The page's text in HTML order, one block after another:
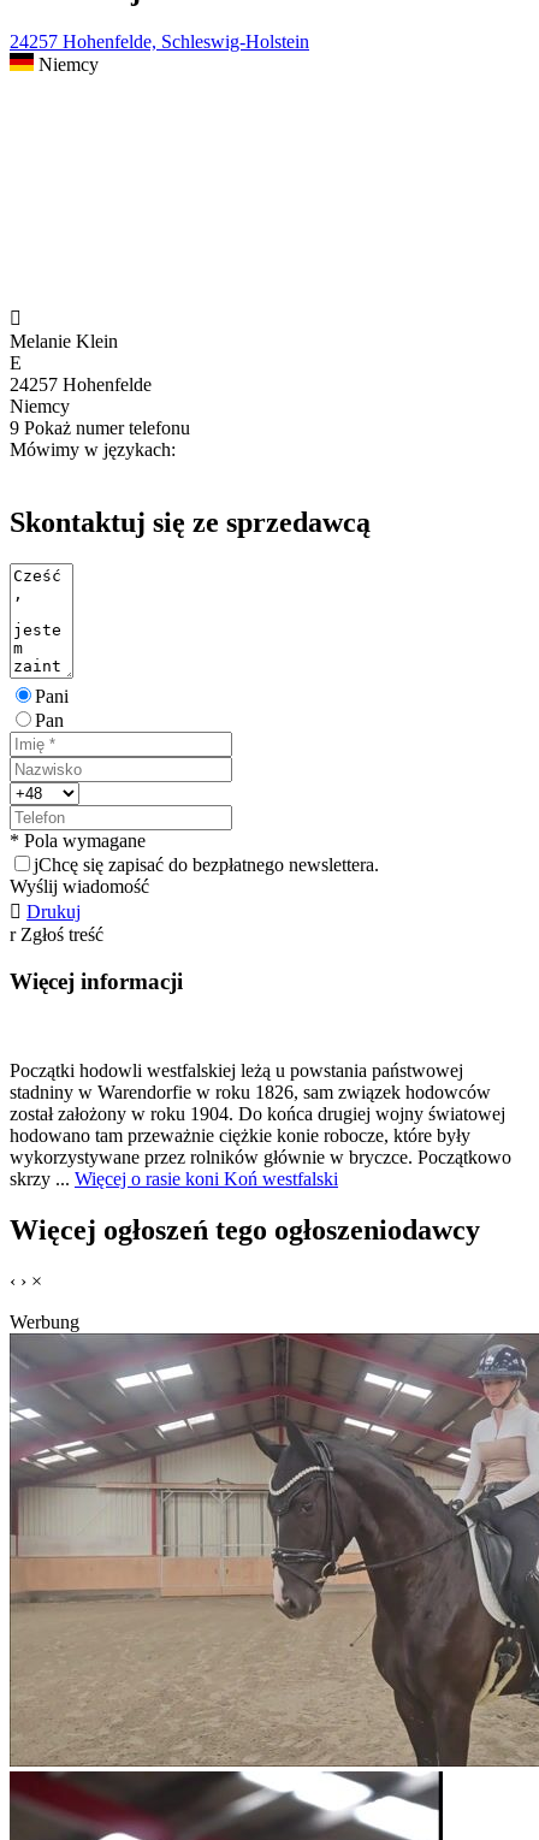
24257 Hohenfelde, Schleswig-Holstein
Niemcy

Melanie Klein
E
24257 Hohenfelde
Niemcy
9 Pokaż numer telefonu
Mówimy w językach:
Skontaktuj się ze sprzedawcą
Pani
Pan
* Pola wymagane
jChcę się zapisać do bezpłatnego newslettera.
Wyślij wiadomość
 Drukuj
r Zgłoś treść
Więcej informacji
Początki hodowli westfalskiej leżą u powstania państwowej
stadniny w Warendorfie w roku 1826, sam związek hodowców
został założony w roku 1904. Do końca drugiej wojny światowej
hodowano tam przeważnie ciężkie konie robocze, które były
wykorzystywane przez rolników głównie w bryczce. Początkowo
skrzy ... Więcej o rasie koni Koń westfalski
Więcej ogłoszeń tego ogłoszeniodawcy
‹ › ×
Werbung